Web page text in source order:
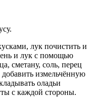
лук почистить и
и лук с помощью
сметану, соль, перец
измельчённую
оладьи
с каждой стороны.